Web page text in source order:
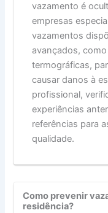
vazamento é
empresas
vazamentos
avançados,
termográficas,
causar danos à
profissional,
experiências
referências para
qualidade.
Como prevenir
residência?